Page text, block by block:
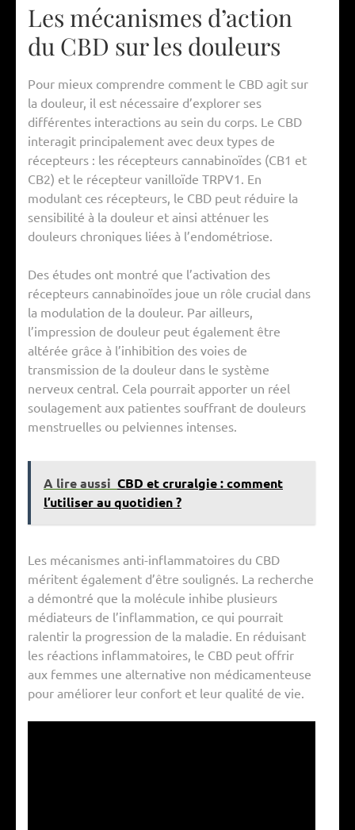
Les mécanismes d’action
du CBD sur les douleurs
Pour mieux comprendre comment le CBD agit sur
la douleur, il est nécessaire d’explorer ses
différentes interactions au sein du corps. Le CBD
interagit principalement avec deux types de
récepteurs : les récepteurs cannabinoïdes (CB1 et
CB2) et le récepteur vanilloïde TRPV1. En
modulant ces récepteurs, le CBD peut réduire la
sensibilité à la douleur et ainsi atténuer les
douleurs chroniques liées à l’endométriose.
Des études ont montré que l’activation des
récepteurs cannabinoïdes joue un rôle crucial dans
la modulation de la douleur. Par ailleurs,
l’impression de douleur peut également être
altérée grâce à l’inhibition des voies de
transmission de la douleur dans le système
nerveux central. Cela pourrait apporter un réel
soulagement aux patientes souffrant de douleurs
menstruelles ou pelviennes intenses.
A lire aussi CBD et cruralgie : comment
l’utiliser au quotidien ?
Les mécanismes anti-inflammatoires du CBD
méritent également d’être soulignés. La recherche
a démontré que la molécule inhibe plusieurs
médiateurs de l’inflammation, ce qui pourrait
ralentir la progression de la maladie. En réduisant
les réactions inflammatoires, le CBD peut offrir
aux femmes une alternative non médicamenteuse
pour améliorer leur confort et leur qualité de vie.